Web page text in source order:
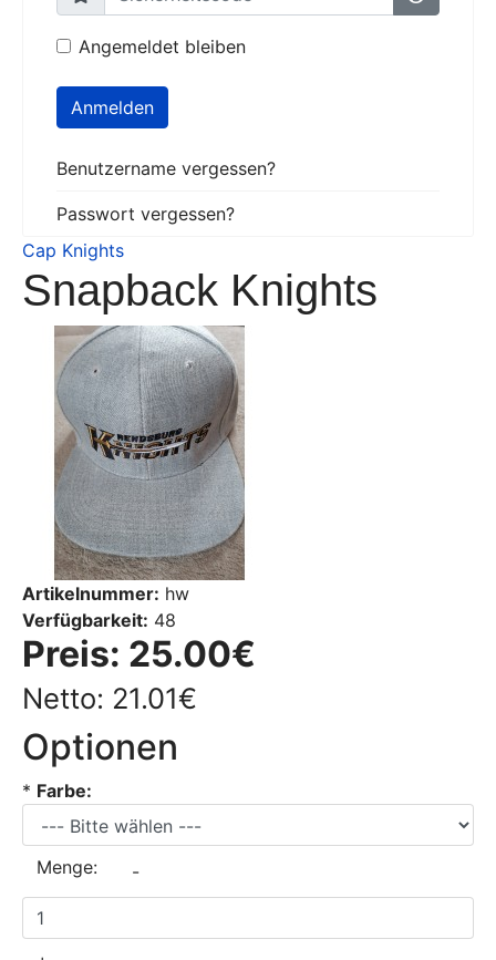
Angemeldet bleiben
Anmelden
Benutzername vergessen?
Passwort vergessen?
Cap Knights
Snapback Knights
Artikelnummer: hw
Verfügbarkeit: 48
Preis: 25.00€
Netto: 21.01€
Optionen
* Farbe:
Menge: -